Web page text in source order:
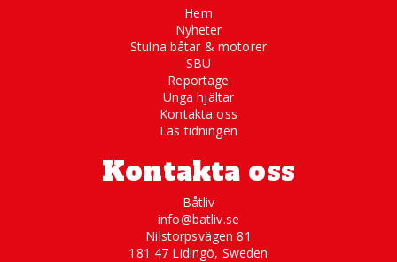
Hem
Nyheter
Stulna båtar & motorer
SBU
Reportage
Unga hjältar
Kontakta oss
Läs tidningen
Kontakta oss
Båtliv
info@batliv.se
Nilstorpsvägen 81
181 47 Lidingö, Sweden